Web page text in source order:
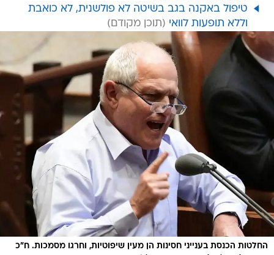
טיפול באקנה בגב בשיטה לא פולשנית, לא כואבת
וללא תופעות לוואי
החלטות הכנסת בענייני חסינות הן מעין שיפוטיות, וחרגו מסמכות. ח"כ